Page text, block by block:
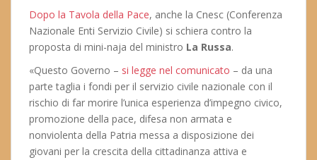
Dopo la Tavola della Pace, anche la Cnesc (Conferenza
Nazionale Enti Servizio Civile) si schiera contro la
proposta di mini-naja del ministro La Russa.
«Questo Governo – si legge nel comunicato – da una
parte taglia i fondi per il servizio civile nazionale con il
rischio di far morire l’unica esperienza d’impegno civico,
promozione della pace, difesa non armata e
nonviolenta della Patria messa a disposizione dei
giovani per la crescita della cittadinanza attiva e